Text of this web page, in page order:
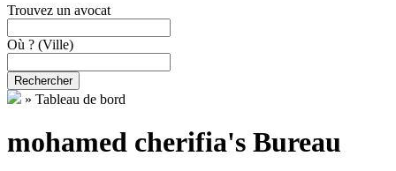
Trouvez un avocat
Où ? (Ville)
Rechercher
» Tableau de bord
mohamed cherifia's Bureau